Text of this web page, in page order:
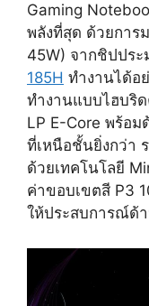
Gaming
พลังที่สุด ด้วยการ
45W) จากชิปประ
185H ทำงานได้อ
ทำงานแบบไฮบริ
LP E-Core พร้อม
ที่เหนือชั้นยิ่งกว่า
ด้วยเทคโนโลยี
ค่าขอบเขตสี P3
ให้ประสบการณ์ด้